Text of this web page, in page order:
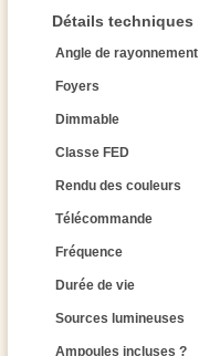
Détails techniques
Angle de rayonnement
Foyers
Dimmable
Classe FED
Rendu des couleurs
Télécommande
Fréquence
Durée de vie
Sources lumineuses
Ampoules incluses ?